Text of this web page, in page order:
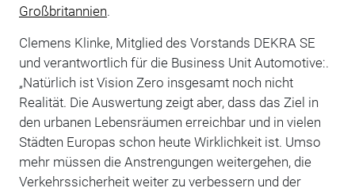
Großbritannien.
Clemens Klinke, Mitglied des Vorstands DEKRA SE
und verantwortlich für die Business Unit Automotive:.
„Natürlich ist Vision Zero insgesamt noch nicht
Realität. Die Auswertung zeigt aber, dass das Ziel in
den urbanen Lebensräumen erreichbar und in vielen
Städten Europas schon heute Wirklichkeit ist. Umso
mehr müssen die Anstrengungen weitergehen, die
Verkehrssicherheit weiter zu verbessern und der